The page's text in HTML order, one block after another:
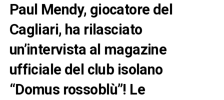
Paul Mendy, giocatore del
Cagliari, ha rilasciato
un’intervista al magazine
ufficiale del club isolano
“Domus rossoblù”! Le